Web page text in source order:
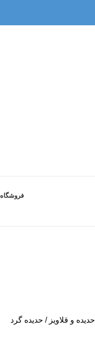
فروشگاه
حدیده و قلاویز حدیده گرد